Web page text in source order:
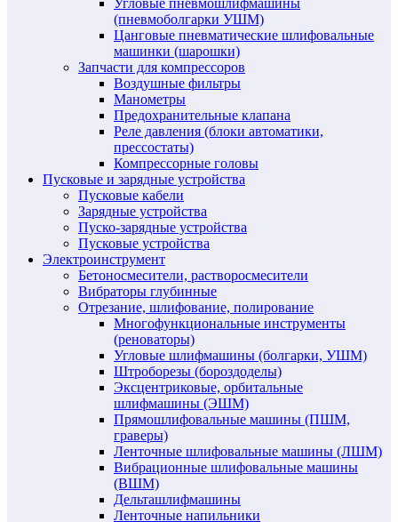
(пневмоболгарки УШМ)
Цанговые пневматические шлифовальные
машинки (шарошки)
Запчасти для компрессоров
Воздушные фильтры
Манометры
Предохранительные клапана
Реле давления (блоки автоматики,
прессостаты)
Компрессорные головы
Пусковые и зарядные устройства
Пусковые кабели
Зарядные устройства
Пуско-зарядные устройства
Пусковые устройства
Электроинструмент
Бетоносмесители, растворосмесители
Вибраторы глубинные
Отрезание, шлифование, полирование
Многофункциональные инструменты
(реноваторы)
Угловые шлифмашины (болгарки, УШМ)
Штроборезы (бороздоделы)
Эксцентриковые, орбитальные
шлифмашины (ЭШМ)
Прямошлифовальные машины (ПШМ,
граверы)
Ленточные шлифовальные машины (ЛШМ)
Вибрационные шлифовальные машины
(ВШМ)
Дельташлифмашины
Ленточные напильники